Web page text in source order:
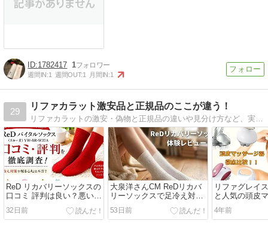
1782417 1
週間IN:1 週間OUT:1 月間IN:1
29
リファカラット激安品と正規品のここが違う！
リファカラットの激安・偽物と正規品の違いや見分け方など、実際に使った体験を元に、美容器具をレビューしています。
ReD リカバリーソックスの
口コミ 評判は良い？悪い？
冷え対策や疲労ケア効果を
チェック
32日前
大泉洋さんCM ReDリカバ
リーソックスで足冷え対策
レビュー｜他の靴下との違
いは？
53日前
リファグレイ
と人気の頭皮
を使い比べ効
ラシの動きを
4年前